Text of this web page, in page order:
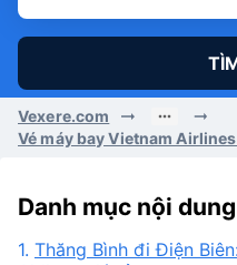
Vexere.com
Vé máy bay Vietnam
Danh mục nội dung
1. Thăng Bình đi Điện